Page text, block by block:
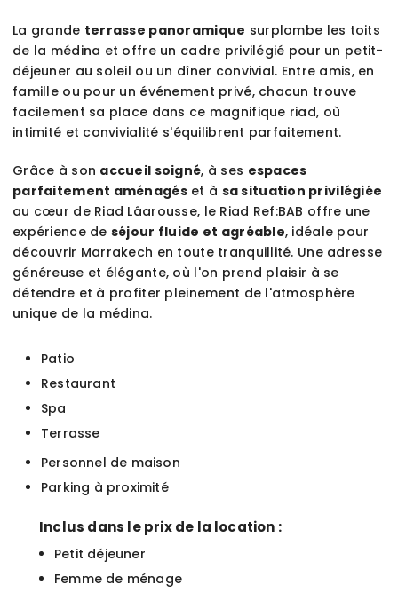
La grande terrasse panoramique surplombe les toits
de la médina et offre un cadre privilégié pour un petit-
déjeuner au soleil ou un dîner convivial. Entre amis, en
famille ou pour un événement privé, chacun trouve
facilement sa place dans ce magnifique riad, où
intimité et convivialité s'équilibrent parfaitement.
Grâce à son accueil soigné, à ses espaces
parfaitement aménagéset à sa situation privilégiée
au cœur de Riad Lâarousse, le Riad Ref:BAB offre une
expérience de séjour fluide et agréable, idéale pour
découvrir Marrakech en toute tranquillité. Une adresse
généreuse et élégante, où l'on prend plaisir à se
détendre et à profiter pleinement de l'atmosphère
unique de la médina.
Patio
Restaurant
Spa
Terrasse
Personnel de maison
Parking à proximité
Inclus dans le prix de la location :
Petit déjeuner
Femme de ménage